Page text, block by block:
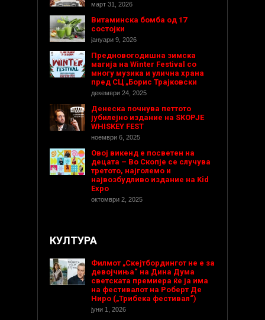
март 31, 2026
Витаминска бомба од 17
состојки
јануари 9, 2026
Предновогодишнa зимска
магија на Winter Festival со
многу музика и улична храна
пред СЦ „Борис Трајковски
декември 24, 2025
Денеска почнува петтото
јубилејно издание на SKOPJE
WHISKEY FEST
ноември 6, 2025
Овој викенд е посветен на
децата – Во Скопје се случува
третото, најголемо и
највозбудливо издание на Kid
Expo
октомври 2, 2025
КУЛТУРА
Филмот „Скејтбордингот не е за
девојчиња“ на Дина Дума
светската премиера ќе ја има
на фестивалот на Роберт Де
Ниро („Трибека фестивал“)
јуни 1, 2026